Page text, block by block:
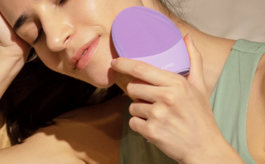
Användarprofil
Mina enheter
Mina beställningar
Mina adresser
Mina prenumerationer
NYHET
FAQ™ Pure Beauty-Tech Elixir
BREAKING NEWS
issa™ Teeth Whitening Set
Språk
English Deutsch
Español
Français
Italiano
Português
Svenska
Русский
Türkçe
简体中文 繁體中文